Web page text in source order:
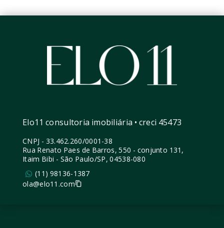
Elo11 consultoria imobiliária • creci 45473
CNPJ - 33.462.260/0001-38
Rua Renato Paes de Barros, 550 - conjunto 131,
Itaim Bibi - São Paulo/SP, 04538-080
(11) 98136-1387
ola@elo11.com